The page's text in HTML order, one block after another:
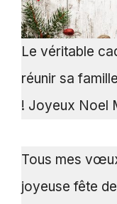
Le véritable
réunir sa
! Joyeux Noel
Tous mes
joyeuse fête